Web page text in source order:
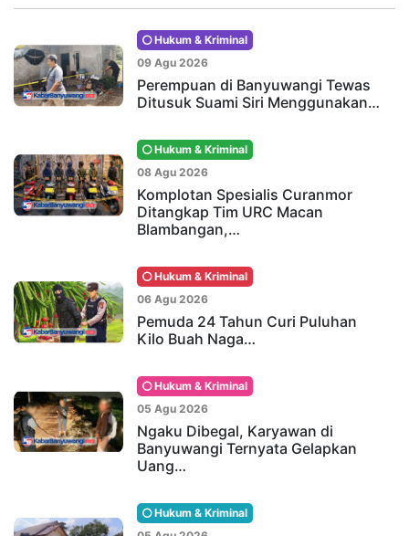
Hukum & Kriminal
09 Agu 2026
Perempuan di Banyuwangi Tewas
Ditusuk Suami Siri Menggunakan…
Hukum & Kriminal
08 Agu 2026
Komplotan Spesialis Curanmor
Ditangkap Tim URC Macan
Blambangan,…
Hukum & Kriminal
06 Agu 2026
Pemuda 24 Tahun Curi Puluhan
Kilo Buah Naga…
Hukum & Kriminal
05 Agu 2026
Ngaku Dibegal, Karyawan di
Banyuwangi Ternyata Gelapkan
Uang…
Hukum & Kriminal